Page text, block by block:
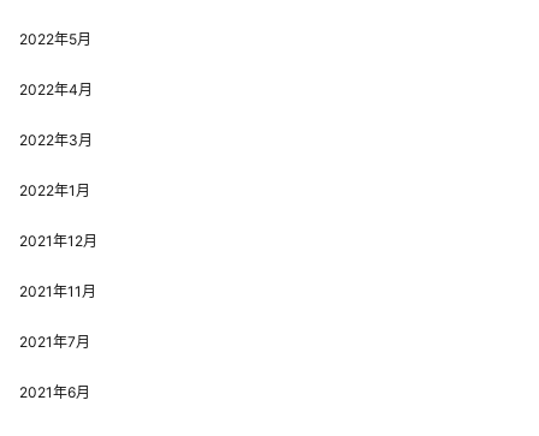
2022年5月
2022年4月
2022年3月
2022年1月
2021年12月
2021年11月
2021年7月
2021年6月